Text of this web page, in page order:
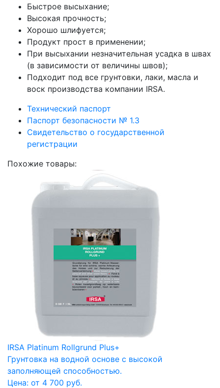
Быстрое высыхание;
Высокая прочность;
Хорошо шлифуется;
Продукт прост в применении;
При высыхании незначительная усадка в швах
(в зависимости от величины швов);
Подходит под все грунтовки, лаки, масла и
воск производства компании IRSA.
Технический паспорт
Паспорт безопасности № 1.3
Свидетельство о государственной
регистрации
Похожие товары:
IRSA Platinum Rollgrund Plus+
Грунтовка на водной основе с высокой
заполняющей способностью.
Цена: от 4 700 руб.